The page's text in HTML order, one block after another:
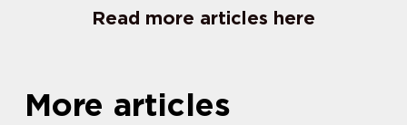
Read more articles here
More articles